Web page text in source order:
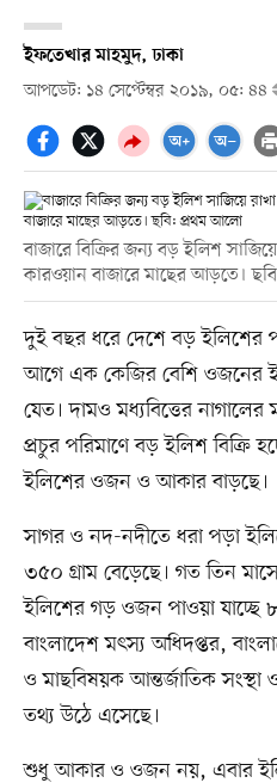
ইফতেখার মাহমুদ, ঢাকা
আপডেট: ১৪ সেপ্টেম্বর ২০১৯, ০৫: ৪৪
বাজারে বিক্রির জন্য বড় ইলিশ
কারওয়ান বাজারে মাছের আড়তে।
দুই বছর ধরে দেশে বড় ইলিশের
আগে এক কেজির বেশি ওজনের
যেত। দামও মধ্যবিত্তের
প্রচুর পরিমাণে বড় ইলিশ বিক্রি
ইলিশের ওজন ও আকার বাড়ছে।
সাগর ও নদ-নদীতে ধরা পড়া
৩৫০ গ্রাম বেড়েছে। গত তিন
ইলিশের গড় ওজন পাওয়া যাচ্ছে
বাংলাদেশ মৎস্য অধিদপ্তর,
ও মাছবিষয়ক আন্তর্জাতিক সংস্থা
তথ্য উঠে এসেছে।
শুধু আকার ও ওজন নয়, এবার